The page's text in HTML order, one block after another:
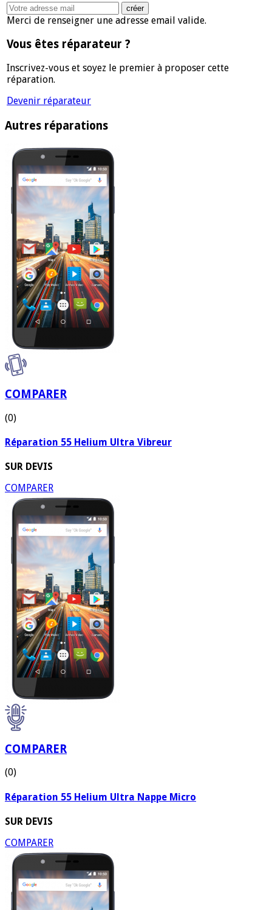
Merci de renseigner une adresse email valide.
Vous êtes réparateur ?
Inscrivez-vous et soyez le premier à proposer cette
réparation.
Devenir réparateur
Autres réparations
COMPARER
(0)
Réparation 55 Helium Ultra Vibreur
SUR DEVIS
COMPARER
COMPARER
(0)
Réparation 55 Helium Ultra Nappe Micro
SUR DEVIS
COMPARER